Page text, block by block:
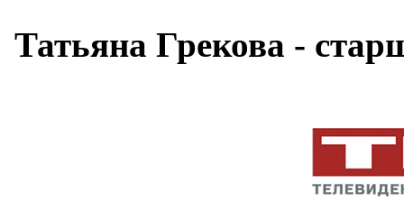
Татьяна Грекова -